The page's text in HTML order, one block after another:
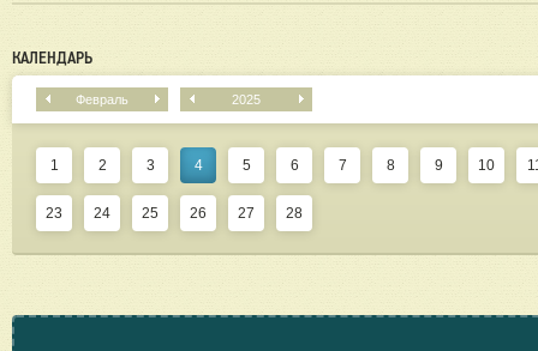
КАЛЕНДАРЬ
Февраль 2025
1 2 3 4 5 6 7 8 9 10
23 24 25 26 27 28